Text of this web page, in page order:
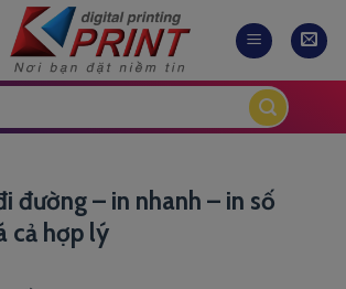
đường – in nhanh – in số
cả hợp lý